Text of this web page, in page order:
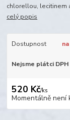
chlorellou, lecitinem
celý popis
Dostupnost
Nejsme plátci DPH
520 Kč/ks
Momentálně není